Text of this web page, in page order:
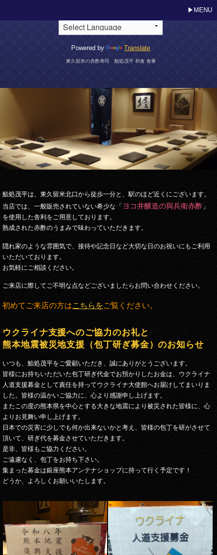
MENU
Powered by Translate
東久留米の赤酢寿司 鮨処茂平 和食 食事
鮨処茂平は、東久留米北口から徒歩一分と、駅のほど近くにございます。
当店では、一般販売されていない希少な 「ヨコ井醸造の與兵衛赤酢 」
を使用した舎利をご用意しております。
熟成された赤酢のうまみで味わっていただきます。
隠れ家のような雰囲気で、接待や記念日など大切な日のお祝いにもご利用
いただいております。
お気軽にご相談ください。
ご来店に際してご不明な点などございましたらお問い合わせください。
初めてご来店の方はこちらをご覧ください。
ウクライナ支援へのご協力のお礼と
熊本地震被災地支援（包丁研ぎ募金）のお知らせ
いつも、鮨処茂平をご愛顧いただき、誠にありがとうございます。
皆様にお持ちいただいた包丁研ぎ代金でお預かりしたお金は、ウクライナ
人道支援募金として責任を持ってウクライナ大使館へお届けしてまいりま
した。皆様の温かいご協力に、心より感謝申し上げます。
またこの度の熊本県を中心とする大きな地震により被災された皆様に、心
よりお見舞い申し上げます。
日本での災害に少しでも何か出来ないかと考え、皆様の包丁を研がさせて
頂いて、研ぎ代を募金させていただきます。
是非、皆様もご協力ください。
ご遠慮なく、包丁をお持ち下さい。
集まった募金は銀座熊本アンテナショップに持って行く予定です！
どうか、よろしくお願いいたします。